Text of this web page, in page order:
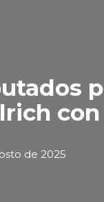
con
de 2025